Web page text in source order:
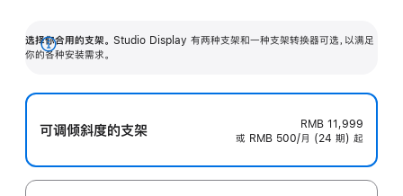
选择你合用的支架。 Studio Display 有两种支架和一种支架转换器可选，以满足
你的各种安装需求。
展
可调倾斜度的支架
RMB 11,999
或 RMB 500/月 (24 期) 起